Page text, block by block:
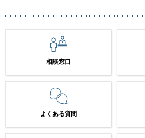
相談窓口
よくある質問